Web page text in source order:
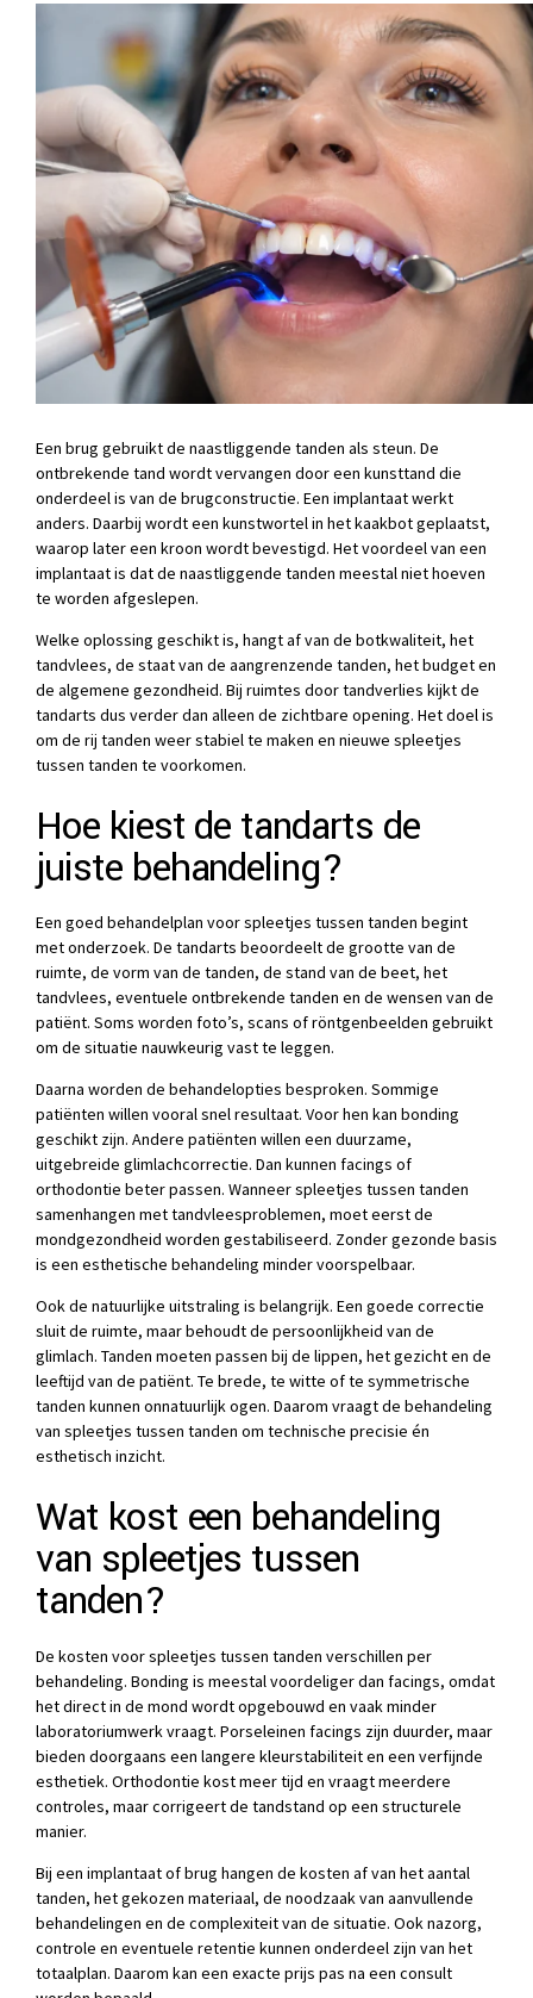
Een brug gebruikt de naastliggende tanden als steun. De
ontbrekende tand wordt vervangen door een kunsttand die
onderdeel is van de brugconstructie. Een implantaat werkt
anders. Daarbij wordt een kunstwortel in het kaakbot geplaatst,
waarop later een kroon wordt bevestigd. Het voordeel van een
implantaat is dat de naastliggende tanden meestal niet hoeven
te worden afgeslepen.
Welke oplossing geschikt is, hangt af van de botkwaliteit, het
tandvlees, de staat van de aangrenzende tanden, het budget en
de algemene gezondheid. Bij ruimtes door tandverlies kijkt de
tandarts dus verder dan alleen de zichtbare opening. Het doel is
om de rij tanden weer stabiel te maken en nieuwe spleetjes
tussen tanden te voorkomen.
Hoe kiest de tandarts de
juiste behandeling?
Een goed behandelplan voor spleetjes tussen tanden begint
met onderzoek. De tandarts beoordeelt de grootte van de
ruimte, de vorm van de tanden, de stand van de beet, het
tandvlees, eventuele ontbrekende tanden en de wensen van de
patiënt. Soms worden foto’s, scans of röntgenbeelden gebruikt
om de situatie nauwkeurig vast te leggen.
Daarna worden de behandelopties besproken. Sommige
patiënten willen vooral snel resultaat. Voor hen kan bonding
geschikt zijn. Andere patiënten willen een duurzame,
uitgebreide glimlachcorrectie. Dan kunnen facings of
orthodontie beter passen. Wanneer spleetjes tussen tanden
samenhangen met tandvleesproblemen, moet eerst de
mondgezondheid worden gestabiliseerd. Zonder gezonde basis
is een esthetische behandeling minder voorspelbaar.
Ook de natuurlijke uitstraling is belangrijk. Een goede correctie
sluit de ruimte, maar behoudt de persoonlijkheid van de
glimlach. Tanden moeten passen bij de lippen, het gezicht en de
leeftijd van de patiënt. Te brede, te witte of te symmetrische
tanden kunnen onnatuurlijk ogen. Daarom vraagt de behandeling
van spleetjes tussen tanden om technische precisie én
esthetisch inzicht.
Wat kost een behandeling
van spleetjes tussen
tanden?
De kosten voor spleetjes tussen tanden verschillen per
behandeling. Bonding is meestal voordeliger dan facings, omdat
het direct in de mond wordt opgebouwd en vaak minder
laboratoriumwerk vraagt. Porseleinen facings zijn duurder, maar
bieden doorgaans een langere kleurstabiliteit en een verfijnde
esthetiek. Orthodontie kost meer tijd en vraagt meerdere
controles, maar corrigeert de tandstand op een structurele
manier.
Bij een implantaat of brug hangen de kosten af van het aantal
tanden, het gekozen materiaal, de noodzaak van aanvullende
behandelingen en de complexiteit van de situatie. Ook nazorg,
controle en eventuele retentie kunnen onderdeel zijn van het
totaalplan. Daarom kan een exacte prijs pas na een consult